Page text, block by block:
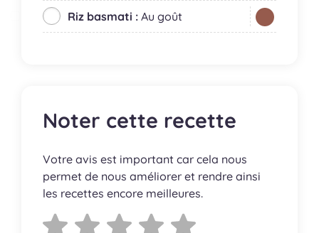
Riz basmati : Au goût
Noter cette recette
Votre avis est important car cela nous
permet de nous améliorer et rendre ainsi
les recettes encore meilleures.